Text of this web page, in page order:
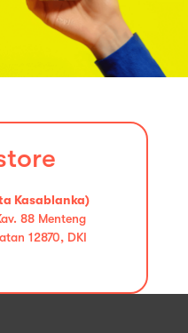
Kasablanka)
88 Menteng
12870, DKI